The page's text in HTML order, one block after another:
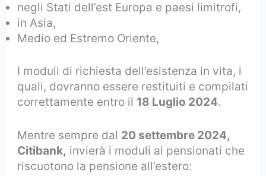
negli Stati dell’est Europa e paesi limitrofi,
in Asia,
Medio ed Estremo Oriente,
I moduli di richiesta dell’esistenza in vita, i
quali, dovranno essere restituiti e compilati
correttamente entro il 18 Luglio 2024.
Mentre sempre dal 20 settembre 2024,
Citibank, invierà i moduli ai pensionati che
riscuotono la pensione all’estero: